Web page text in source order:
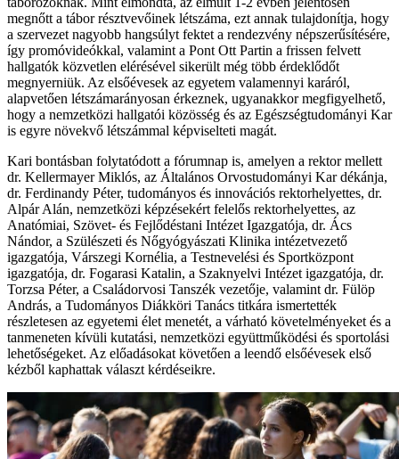
megnőtt a tábor résztvevőinek létszáma, ezt annak tulajdonítja, hogy
a szervezet nagyobb hangsúlyt fektet a rendezvény népszerűsítésére,
így promóvideókkal, valamint a Pont Ott Partin a frissen felvett
hallgatók közvetlen elérésével sikerült még több érdeklődőt
megnyerniük. Az elsőévesek az egyetem valamennyi karáról,
alapvetően létszámarányosan érkeznek, ugyanakkor megfigyelhető,
hogy a nemzetközi hallgatói közösség és az Egészségtudományi Kar
is egyre növekvő létszámmal képviselteti magát.
Kari bontásban folytatódott a fórumnap is, amelyen a rektor mellett
dr. Kellermayer Miklós, az Általános Orvostudományi Kar dékánja,
dr. Ferdinandy Péter, tudományos és innovációs rektorhelyettes, dr.
Alpár Alán, nemzetközi képzésekért felelős rektorhelyettes, az
Anatómiai, Szövet- és Fejlődéstani Intézet Igazgatója, dr. Ács
Nándor, a Szülészeti és Nőgyógyászati Klinika intézetvezető
igazgatója, Várszegi Kornélia, a Testnevelési és Sportközpont
igazgatója, dr. Fogarasi Katalin, a Szaknyelvi Intézet igazgatója, dr.
Torzsa Péter, a Családorvosi Tanszék vezetője, valamint dr. Fülöp
András, a Tudományos Diákköri Tanács titkára ismertették
részletesen az egyetemi élet menetét, a várható követelményeket és a
tanmeneten kívüli kutatási, nemzetközi együttműködési és sportolási
lehetőségeket. Az előadásokat követően a leendő elsőévesek első
kézből kaphattak választ kérdéseikre.